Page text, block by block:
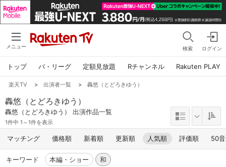
メニュー 検索 ログイン
トップ パ・リーグ 定額見放題 Rチャンネル Rakuten PLAY
楽天TV > 出演者一覧 > 轟悠（とどろきゆう）
轟悠（とどろきゆう）
轟悠（とどろきゆう） 出演作品一覧
1件中 1～1件を表示
マッチング 価格順 新着順 更新順 人気順 評価順 50
キーワード 本編・ショー 和